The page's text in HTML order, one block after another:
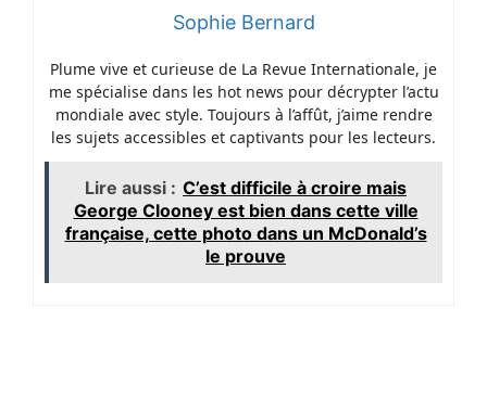
Sophie Bernard
Plume vive et curieuse de La Revue Internationale, je
me spécialise dans les hot news pour décrypter l’actu
mondiale avec style. Toujours à l’affût, j’aime rendre
les sujets accessibles et captivants pour les lecteurs.
Lire aussi : C’est difficile à croire mais
George Clooney est bien dans cette ville
française, cette photo dans un McDonald’s
le prouve